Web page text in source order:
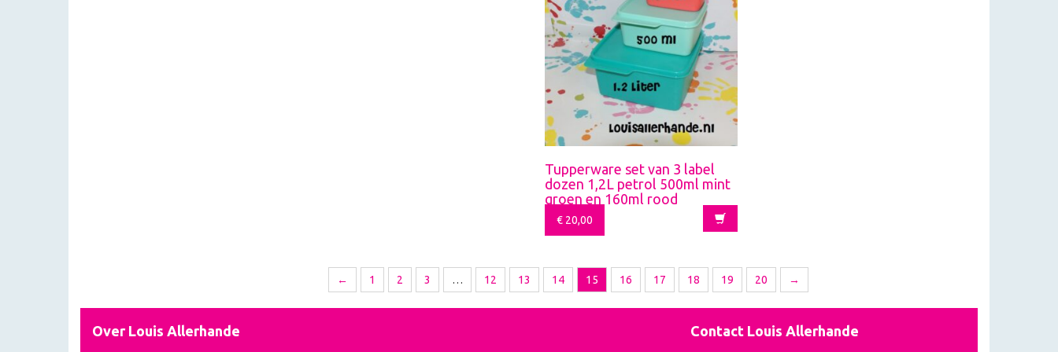
Tupperware set van 3 label
dozen 1,2L petrol 500ml mint
groen en 160ml rood
€20,00
← 1 2 3 … 12 13 14 15 16 17 18 19 20 →
Over Louis Allerhande Contact Louis Allerhande